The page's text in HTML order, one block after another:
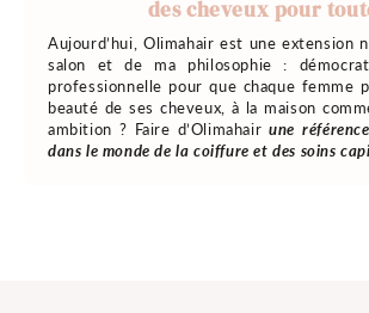
des cheveux pour
Aujourd’hui, Olimahair est une extension
salon et de ma philosophie :
professionnelle pour que chaque femme
beauté de ses cheveux, à la maison
ambition ? Faire d’Olimahairune
dans le monde de la coiffure et des soins